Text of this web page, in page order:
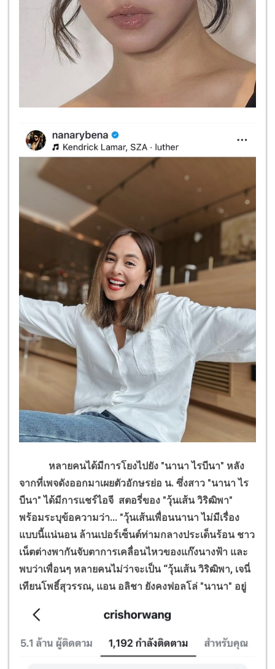
หลายคนได้มีการโยงไปยัง "นานา ไรบีนา" หลัง
จากที่เพจดังออกมาเผยตัวอักษรย่อ น. ซึ่งสาว "นานา ไร
บีนา" ได้มีการแชร์ไอจี สตอรี่ของ "วุ้นเส้น วิริฒิพา"
พร้อมระบุข้อความว่า... "วุ้นเส้นเพื่อนนานา ไม่มีเรื่อง
แบบนี้แน่นอน ล้านเปอร์เซ็นต์ท่ามกลางประเด็นร้อน ชาว
เน็ตต่างพากันจับตาการเคลื่อนไหวของแก๊งนางฟ้า และ
พบว่าเพื่อนๆ หลายคนไม่ว่าจะเป็น “วุ้นเส้น วิริฒิพา, เจนี่
เทียนโพธิ์สุวรรณ, แอน อลิชา ยังคงฟอลโล่ "นานา" อยู่